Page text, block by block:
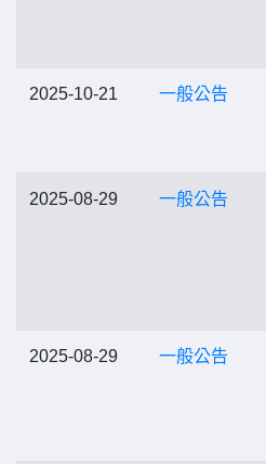
2025-10-21 一般公告
2025-08-29 一般公告
2025-08-29 一般公告